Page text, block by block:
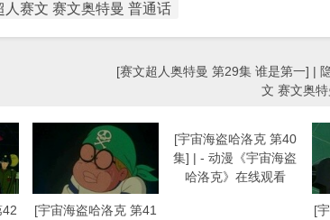
人赛文 赛文奥特曼 普通话
[赛文超人奥特曼 第29集 谁是第一] |
文 赛文奥
42
[宇宙海盗哈洛克 第41
[